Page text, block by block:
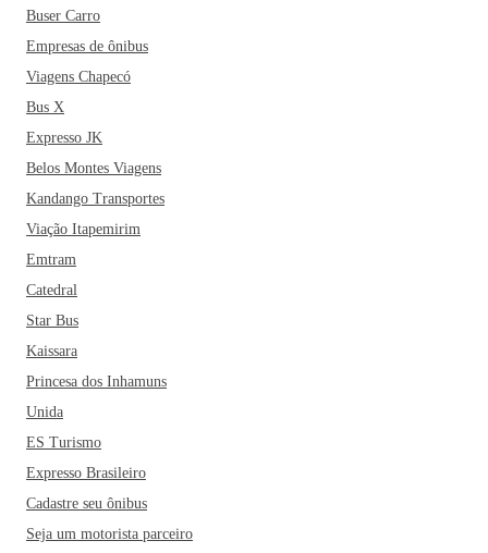
Buser Carro
Empresas de ônibus
Viagens Chapecó
Bus X
Expresso JK
Belos Montes Viagens
Kandango Transportes
Viação Itapemirim
Emtram
Catedral
Star Bus
Kaissara
Princesa dos Inhamuns
Unida
ES Turismo
Expresso Brasileiro
Cadastre seu ônibus
Seja um motorista parceiro